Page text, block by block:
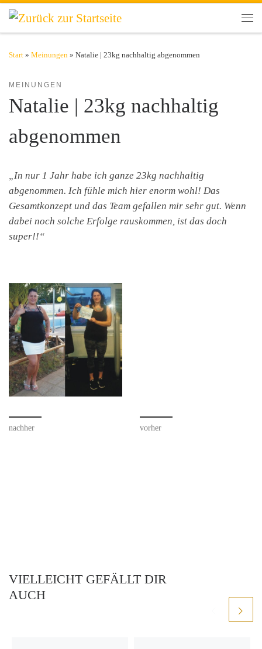
Zum Inhalt springen
Start » Meinungen » Natalie | 23kg nachhaltig abgenommen
MEINUNGEN
Natalie | 23kg nachhaltig
abgenommen
„In nur 1 Jahr habe ich ganze 23kg nachhaltig
abgenommen. Ich fühle mich hier enorm wohl! Das
Gesamtkonzept und das Team gefallen mir sehr gut. Wenn
dabei noch solche Erfolge rauskommen, ist das doch
super!!“
nachher vorher
VIELLEICHT GEFÄLLT DIR
AUCH